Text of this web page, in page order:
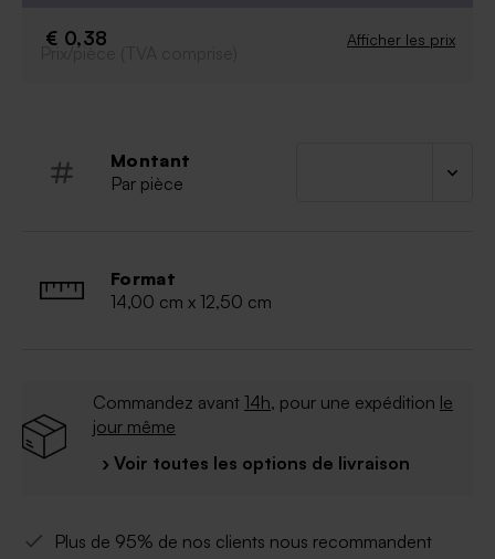
€ 0,38 Afficher les prix
Prix/pièce (TVA comprise)
Montant
Par pièce
Format
14,00 cm x 12,50 cm
Commandez avant 14h, pour une expédition le
jour même
› Voir toutes les options de livraison
Plus de 95% de nos clients nous recommandent